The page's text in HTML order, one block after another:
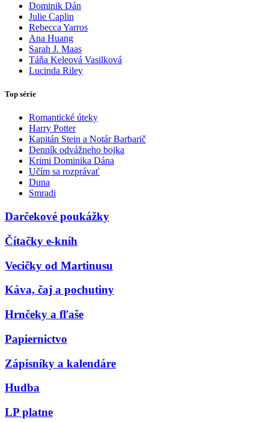
Dominik Dán
Julie Caplin
Rebecca Yarros
Ana Huang
Sarah J. Maas
Táňa Keleová Vasilková
Lucinda Riley
Top série
Romantické úteky
Harry Potter
Kapitán Stein a Notár Barbarič
Denník odvážneho bojka
Krimi Dominika Dána
Učím sa rozprávať
Duna
Smradi
Darčekové poukážky
Čítačky e-kníh
Vecičky od Martinusu
Káva, čaj a pochutiny
Hrnčeky a fľaše
Papiernictvo
Zápisníky a kalendáre
Hudba
LP platne